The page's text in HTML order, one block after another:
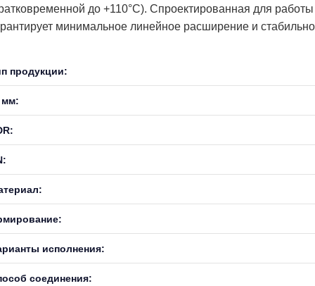
до +110°С). Спроектированная для
минимальное линейное расширение и
продукции:
мм:
исполнения:
соединения: